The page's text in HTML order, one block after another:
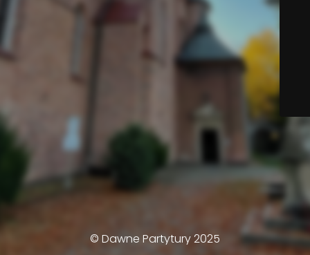
© Dawne Partytury 2025